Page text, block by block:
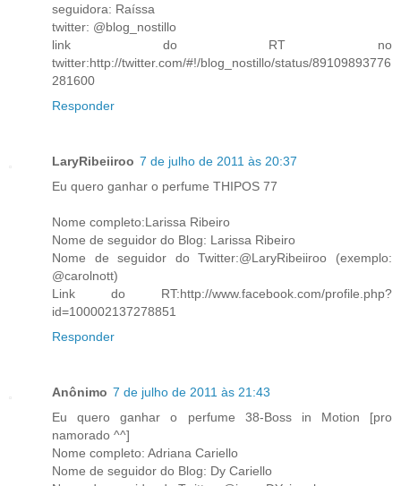
seguidora: Raíssa
twitter: @blog_nostillo
link do RT no
twitter:http://twitter.com/#!/blog_nostillo/status/89109893776
281600
Responder
LaryRibeiiroo 7 de julho de 2011 às 20:37
Eu quero ganhar o perfume THIPOS 77
Nome completo:Larissa Ribeiro
Nome de seguidor do Blog: Larissa Ribeiro
Nome de seguidor do Twitter:@LaryRibeiiroo (exemplo:
@carolnott)
Link do RT:http://www.facebook.com/profile.php?
id=100002137278851
Responder
Anônimo 7 de julho de 2011 às 21:43
Eu quero ganhar o perfume 38-Boss in Motion [pro
namorado ^^]
Nome completo: Adriana Cariello
Nome de seguidor do Blog: Dy Cariello